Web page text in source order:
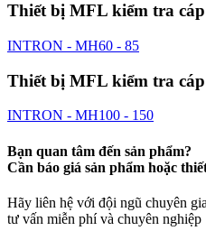
Thiết bị MFL kiểm tra cáp
INTRON - MH60 - 85
Thiết bị MFL kiểm tra cáp
INTRON - MH100 - 150
Bạn quan tâm đến sản phẩm?
Cần báo giá sản phẩm hoặc
Hãy liên hệ với đội ngũ chuyên
tư vấn miễn phí và chuyên nghiệp